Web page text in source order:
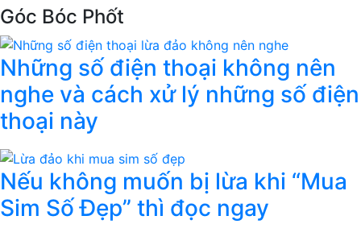
Góc Bóc Phốt
Những số điện thoại không nên
nghe và cách xử lý những số điện
thoại này
Nếu không muốn bị lừa khi “Mua
Sim Số Đẹp” thì đọc ngay